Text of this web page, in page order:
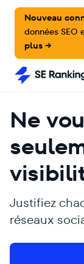
Nouveau
données SEO
plus →
Ne
Justifiez
réseaux